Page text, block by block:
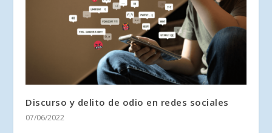
Discurso y delito de odio en redes sociales
07/06/2022